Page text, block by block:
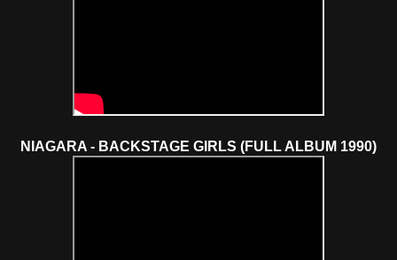
NIAGARA - BACKSTAGE GIRLS (FULL ALBUM 1990)